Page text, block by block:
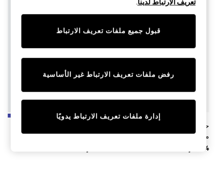
Resort Styles
Boys' Travel Styles
Sunset Styles
Occasionwear
Sets & Outfits
Tops & T-Shirts
Polo Shirts
Swimwear
Shorts
Sandals & Clogs
من Tommy Hilfiger
Gazelle Bold W من Adidas
تعريف الارتباط لدينا.
قبول جميع ملفات تعريف الارتباط
رفض ملفات تعريف الارتباط غير الأساسية
إدارة ملفات تعريف الارتباط يدويًا